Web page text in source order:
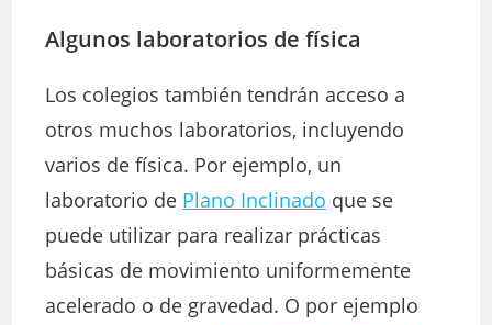
Algunos laboratorios de física
Los colegios también tendrán acceso a
otros muchos laboratorios, incluyendo
varios de física. Por ejemplo, un
laboratorio de Plano Inclinado que se
puede utilizar para realizar prácticas
básicas de movimiento uniformemente
acelerado o de gravedad. O por ejemplo